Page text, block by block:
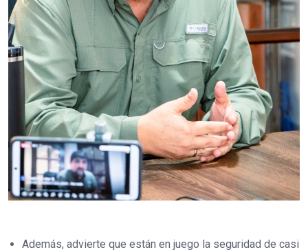
Además, advierte que están en juego la seguridad de casi